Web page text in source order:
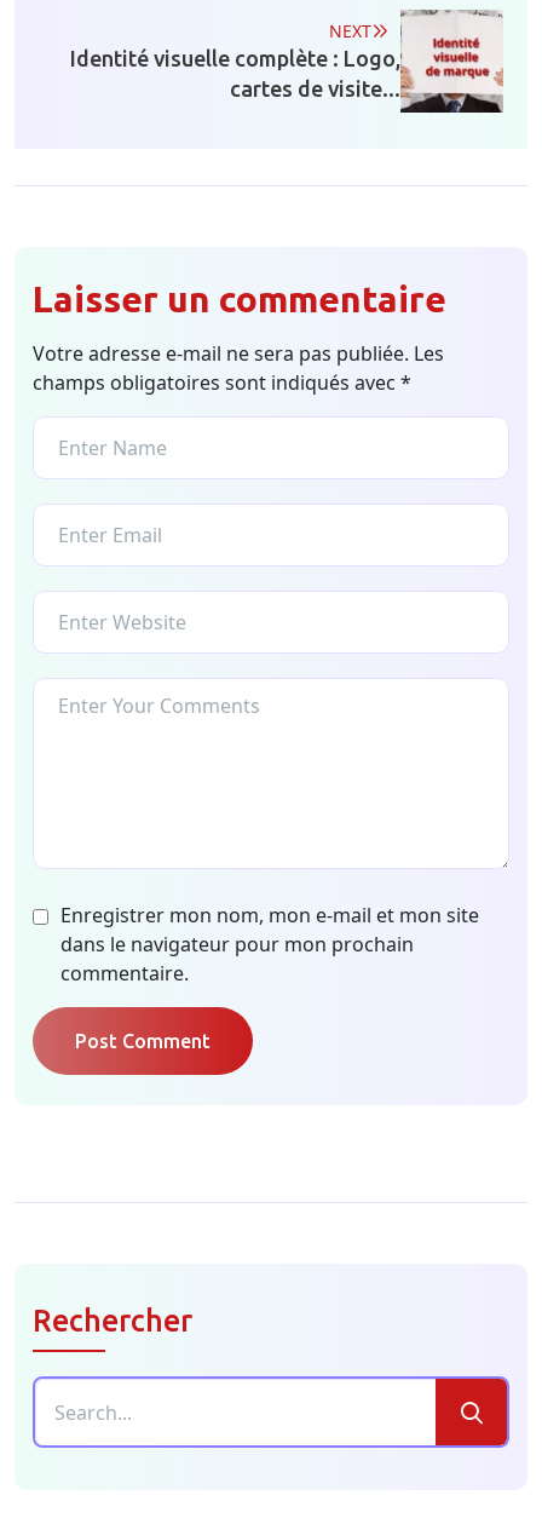
NEXT
Identité visuelle complète : Logo,
cartes de visite...
Laisser un commentaire
Votre adresse e-mail ne sera pas publiée. Les
champs obligatoires sont indiqués avec *
Enregistrer mon nom, mon e-mail et mon site
dans le navigateur pour mon prochain
commentaire.
Post Comment
Rechercher